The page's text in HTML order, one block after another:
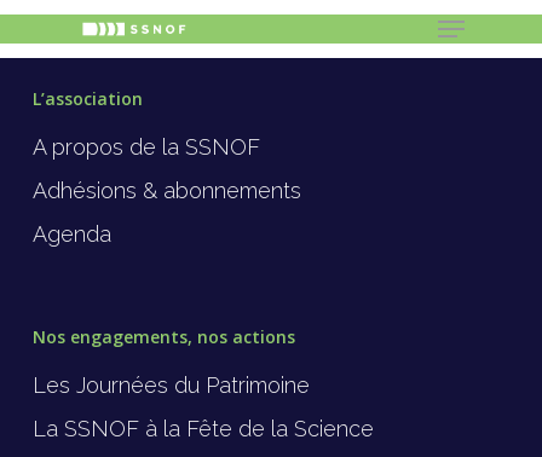
Hit enter to search or ESC to close
L’association
A propos de la SSNOF
Adhésions & abonnements
Agenda
Nos engagements, nos actions
Les Journées du Patrimoine
La SSNOF à la Fête de la Science